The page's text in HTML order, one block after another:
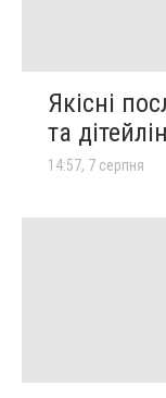
Якісні
та
14:57, 7 серпня